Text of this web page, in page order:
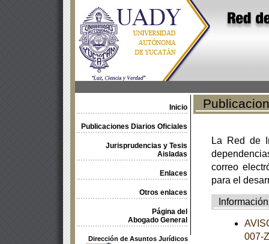
Inicio
Publicaciones Diarios Oficiales
Jurisprudencias y Tesis
Aisladas
Enlaces
Otros enlaces
Página del
Abogado General
Dirección de Asuntos Jurídicos
La Red de
correo
para el
Información
007-